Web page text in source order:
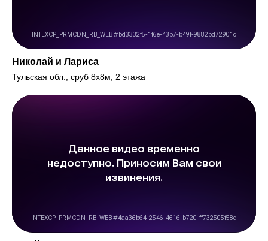
Николай и Лариса
Тульская обл., сруб 8х8м, 2 этажа